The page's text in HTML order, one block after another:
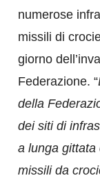
numerose
missili di
giorno
Federazione. “
della
dei siti di
a lunga gittata
missili da